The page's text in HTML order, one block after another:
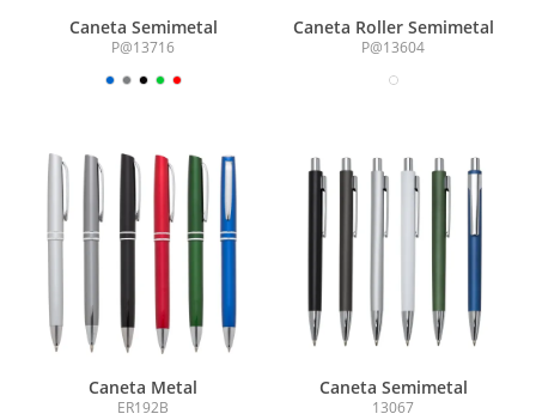
Caneta Semimetal
P@13716
Caneta Roller Semimetal
P@13604
Caneta Metal
ER192B
Caneta Semimetal
13067